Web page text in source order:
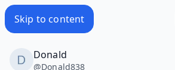
Skip to content
Donald
@Donald838